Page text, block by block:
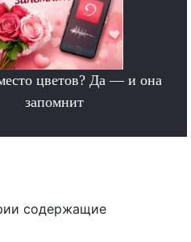
цветов? Да — и она
запомнит
содержащие